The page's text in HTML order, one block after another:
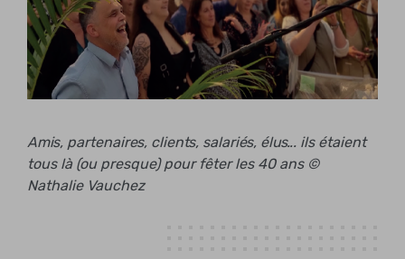
Amis, partenaires, clients, salariés, élus... ils étaient
tous là (ou presque) pour fêter les 40 ans ©
Nathalie Vauchez